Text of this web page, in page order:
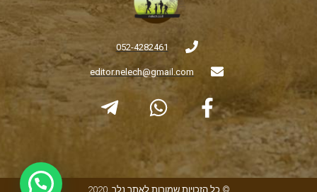
052-4282461
editor.nelech@gmail.com
© כל הזכויות שמורות לאתר נלך, 2020